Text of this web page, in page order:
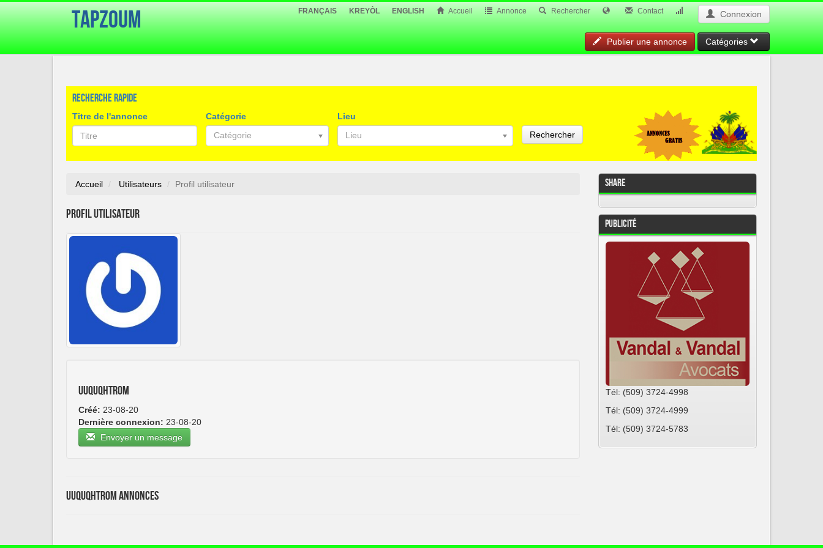
TapZoum FRANÇAIS KREYÒL ENGLISH Accueil Annonce Rechercher Contact Connexion
Publier une annonce Catégories
Recherche rapide
Titre de l'annonce
Catégorie
Catégorie
Lieu
Lieu
Rechercher
Accueil Utilisateurs Profil utilisateur
Profil utilisateur
uuquqhtrom
Créé: 23-08-20
Dernière connexion: 23-08-20
Envoyer un message
uuquqhtrom Annonces
Share
Publicité
Tél: (509) 3724-4998
Tél: (509) 3724-4999
Tél: (509) 3724-5783